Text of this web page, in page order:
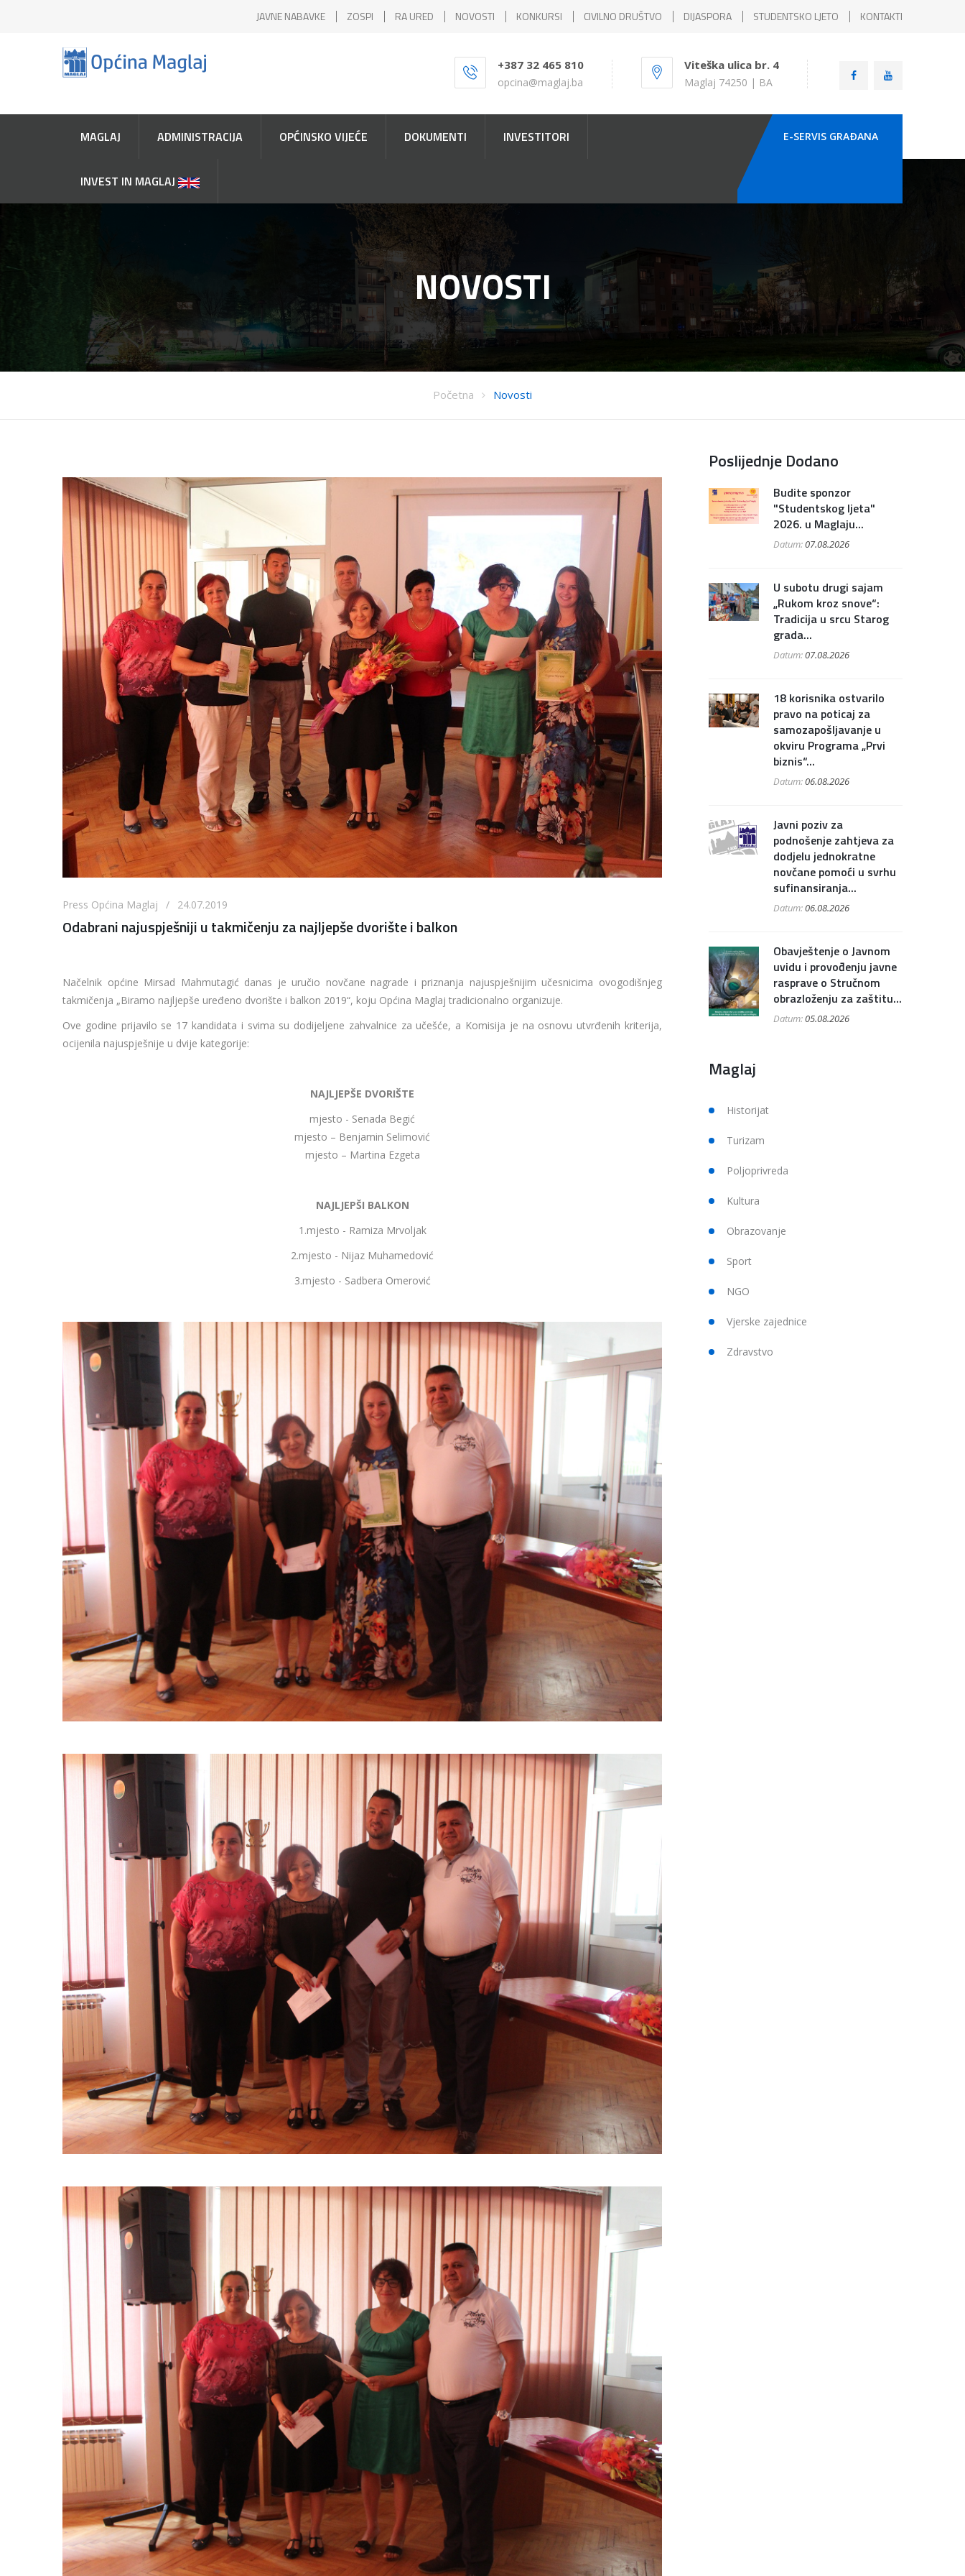
JAVNE NABAVKE ZOSPI RA URED NOVOSTI KONKURSI CIVILNO DRUŠTVO DIJASPORA STUDENTSKO LJETO KONTAKTI
+387 32 465 810
opcina@maglaj.ba
Viteška ulica br. 4
Maglaj 74250 | BA
MAGLAJ ADMINISTRACIJA OPĆINSKO VIJEĆE DOKUMENTI INVESTITORI
INVEST IN MAGLAJ
E-SERVIS GRAÐANA
NOVOSTI
Početna Novosti
Press Općina Maglaj / 24.07.2019
Odabrani najuspješniji u takmičenju za najljepše dvorište i balkon
Načelnik općine Mirsad Mahmutagić danas je uručio novčane nagrade i priznanja najuspješnijim učesnicima ovogodišnjeg
takmičenja „Biramo najljepše uređeno dvorište i balkon 2019“, koju Općina Maglaj tradicionalno organizuje.
Ove godine prijavilo se 17 kandidata i svima su dodijeljene zahvalnice za učešće, a Komisija je na osnovu utvrđenih kriterija,
ocijenila najuspješnije u dvije kategorije:
NAJLJEPŠE DVORIŠTE
mjesto - Senada Begić
mjesto – Benjamin Selimović
mjesto – Martina Ezgeta
NAJLJEPŠI BALKON
1.mjesto - Ramiza Mrvoljak
2.mjesto - Nijaz Muhamedović
3.mjesto - Sadbera Omerović
Poslijednje Dodano
Budite sponzor
"Studentskog ljeta"
2026. u Maglaju...
Datum:07.08.2026
U subotu drugi sajam
„Rukom kroz snove“:
Tradicija u srcu Starog
grada...
Datum:07.08.2026
18 korisnika ostvarilo
pravo na poticaj za
samozapošljavanje u
okviru Programa „Prvi
biznis“...
Datum:06.08.2026
Javni poziv za
podnošenje zahtjeva za
dodjelu jednokratne
novčane pomoći u svrhu
sufinansiranja...
Datum:06.08.2026
Obavještenje o Javnom
uvidu i provođenju javne
rasprave o Stručnom
obrazloženju za zaštitu...
Datum:05.08.2026
Maglaj
Historijat
Turizam
Poljoprivreda
Kultura
Obrazovanje
Sport
NGO
Vjerske zajednice
Zdravstvo